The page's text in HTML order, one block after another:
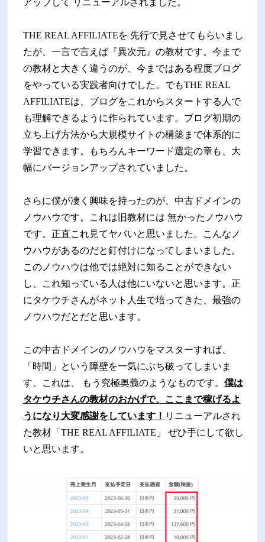
アップして リニューアルされました。
THE REAL AFFILIATEを 先行で見させてもらいまし
たが、一言で言えば『異次元』の教材です。今まで
の教材と大きく違うのが、今まではある程度ブログ
をやっている実践者向けでした。でもTHE REAL
AFFILIATEは、ブログをこれからスタートする人で
も理解できるように作られています。ブログ初期の
立ち上げ方法から大規模サイトの構築まで体系的に
学習できます。もちろんキーワード選定の章も、大
幅にバージョンアップされていました。
さらに僕が凄く興味を持ったのが、中古ドメインの
ノウハウです。これは旧教材には 無かったノウハウ
です。正直これ見てヤバいと思いました。こんなノ
ウハウがあるのだと釘付けになってしまいました。
このノウハウは他では絶対に知ることができない
し、これ知っている人は他にいないと思います。正
にタケウチさんがネット人生で培ってきた、最強の
ノウハウだとだと思います。
この中古ドメインのノウハウをマスターすれば、
「時間」という障壁を一気にぶち破ってしまいま
す。これは、 もう究極奥義のようなものです。 僕は
タケウチさんの教材のおかげで、ここまで稼げるよ
うになり大変感謝をしています！ リニューアルされ
た教材「THE REAL AFFILIATE」 ぜひ手にして欲し
いと思います。